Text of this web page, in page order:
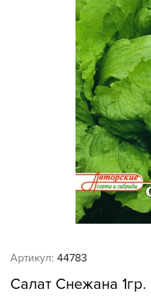
Артикул: 44783
Салат Снежана 1гр.